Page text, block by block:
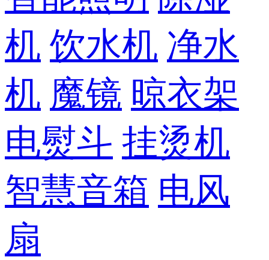
机 饮水机 净水
机 魔镜 晾衣架
电熨斗 挂烫机
智慧音箱 电风
扇